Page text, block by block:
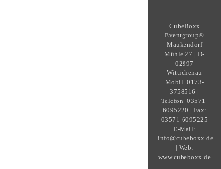
CubeBoxx
Eventgroup®
Maukendorf
Mühle 27 | D-
02997
Wittichenau
Mobil: 0173-
3758516 |
Telefon: 03571-
6095220 | Fax:
03571-6095225
E-Mail:
info@cubeboxx.de
| Web:
www.cubeboxx.de